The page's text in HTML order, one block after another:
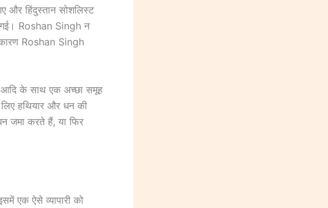
और हिंदुस्तान सोशलिस्ट
गई। Roshan Singh न
Roshan Singh
आदि के साथ एक अच्छा समूह
हथियार और धन की
जमा करते हैं, या फिर
एक ऐसे व्यापारी को